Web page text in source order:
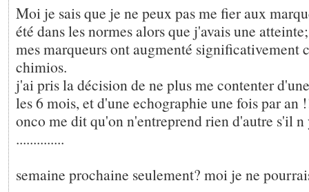
Moi je sais que je ne peux pas me fier aux
été dans les normes alors que j'avais une
mes marqueurs ont augmenté significativement
chimios.
j'ai pris la décision de ne plus me contenter
les 6 mois, et d'une echographie une fois par an
onco me dit qu'on n'entreprend rien d'autre s'il n
..............
semaine prochaine seulement? moi je ne